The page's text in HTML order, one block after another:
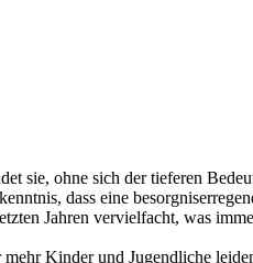
sie, ohne sich der tieferen
dass eine
Jahren vervielfacht, was
Kinder und Jugendliche